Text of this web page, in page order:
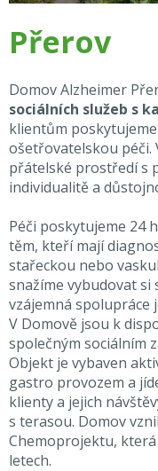
Přerov
Domov Alzheimer
sociálních služeb s
klientům
ošetřovatelskou péči.
přátelské prostředí s
individualitě a
Péči poskytujeme 24
těm, kteří mají
stařeckou nebo
snažíme vybudovat
vzájemná spolupráce
V Domově jsou k
společným sociálním
Objekt je vybaven
gastro provozem a
klienty a jejich
s terasou. Domov
Chemoprojektu,
letech.